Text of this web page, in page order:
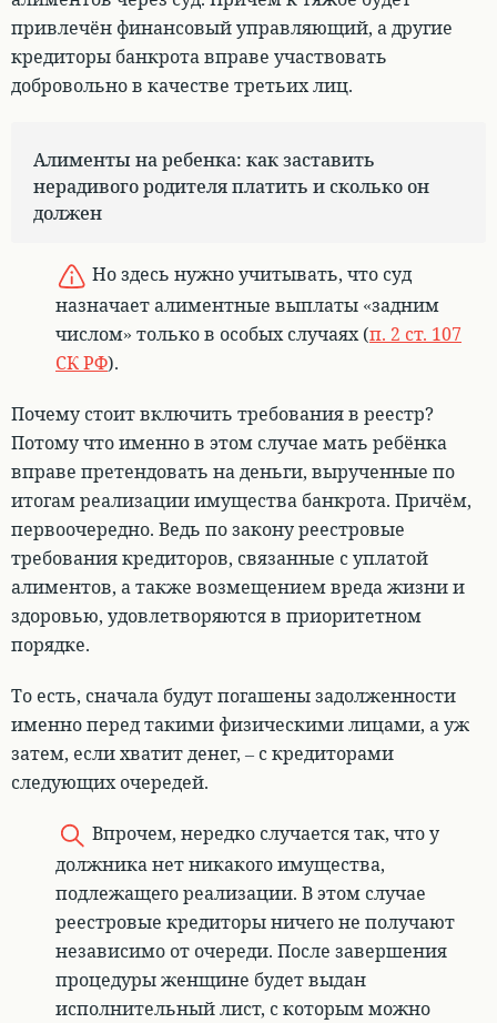
привлечён финансовый управляющий, а другие
кредиторы банкрота вправе участвовать
добровольно в качестве третьих лиц.
Алименты на ребенка: как заставить
нерадивого родителя платить и сколько он
должен
Но здесь нужно учитывать, что суд
назначает алиментные выплаты «задним
числом» только в особых случаях (п. 2 ст. 107
СК РФ).
Почему стоит включить требования в реестр?
Потому что именно в этом случае мать ребёнка
вправе претендовать на деньги, вырученные по
итогам реализации имущества банкрота. Причём,
первоочередно. Ведь по закону реестровые
требования кредиторов, связанные с уплатой
алиментов, а также возмещением вреда жизни и
здоровью, удовлетворяются в приоритетном
порядке.
То есть, сначала будут погашены задолженности
именно перед такими физическими лицами, а уж
затем, если хватит денег, – с кредиторами
следующих очередей.
Впрочем, нередко случается так, что у
должника нет никакого имущества,
подлежащего реализации. В этом случае
реестровые кредиторы ничего не получают
независимо от очереди. После завершения
процедуры женщине будет выдан
исполнительный лист, с которым можно